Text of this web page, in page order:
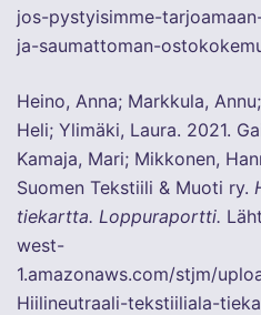
jos-pystyisimme-
ja-saumattoman-
Heino, Anna; Markkula,
Heli; Ylimäki, Laura. 2021.
Kamaja, Mari; Mikkonen,
Suomen Tekstiili & Muoti ry.
tiekartta. Loppuraportti.
west-
1.amazonaws.com/stjm/
Hiilineutraali-tekstiiliala-